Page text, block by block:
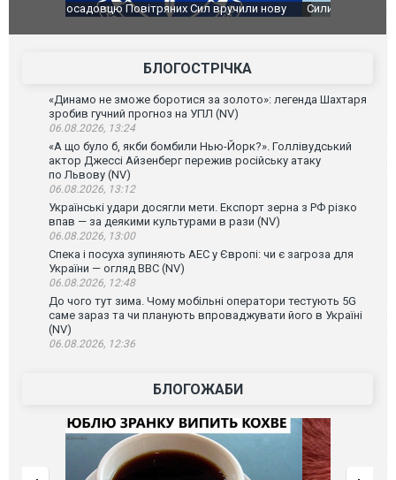
Сили оборони уразили Ярославський НПЗ:
атаку. ВІДЕО
Неймар
БЛОГОСТРІЧКА
«Динамо не зможе боротися за золото»: легенда Шахтаря
зробив гучний прогноз на УПЛ (NV)
06.08.2026, 13:24
«А що було б, якби бомбили Нью-Йорк?». Голлівудський
актор Джессі Айзенберг пережив російську атаку
по Львову (NV)
06.08.2026, 13:12
Українські удари досягли мети. Експорт зерна з РФ різко
впав — за деякими культурами в рази (NV)
06.08.2026, 13:00
Спека і посуха зупиняють АЕС у Європі: чи є загроза для
України — огляд ВВС (NV)
06.08.2026, 12:48
До чого тут зима. Чому мобільні оператори тестують 5G
саме зараз та чи планують впроваджувати його в Україні
(NV)
06.08.2026, 12:36
БЛОГОЖАБИ